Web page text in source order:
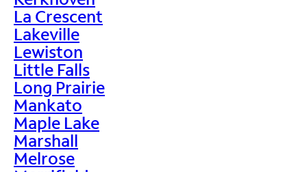
La Crescent
Lakeville
Lewiston
Little Falls
Long Prairie
Mankato
Maple Lake
Marshall
Melrose